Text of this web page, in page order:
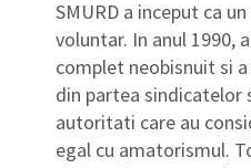
SMURD a inceput ca
voluntar. In anul 1990,
complet neobisnuit si
din partea sindicatelor
autoritati care au
egal cu amatorismul.